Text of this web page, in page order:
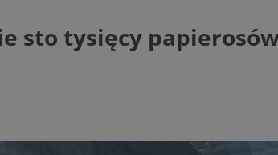
sto tysięcy